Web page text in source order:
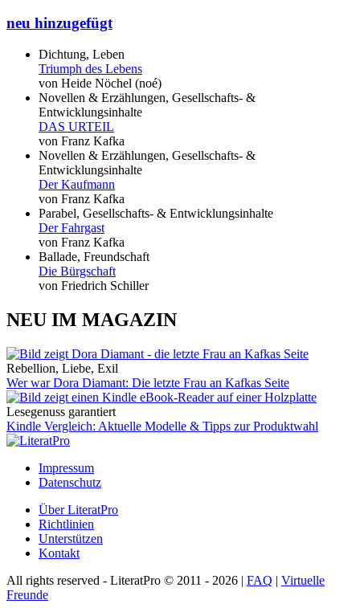
neu hinzugefügt
Dichtung, Leben
Triumph des Lebens
von Heide Nöchel (noé)
Novellen & Erzählungen, Gesellschafts- &
Entwicklungsinhalte
DAS URTEIL
von Franz Kafka
Novellen & Erzählungen, Gesellschafts- &
Entwicklungsinhalte
Der Kaufmann
von Franz Kafka
Parabel, Gesellschafts- & Entwicklungsinhalte
Der Fahrgast
von Franz Kafka
Ballade, Freundschaft
Die Bürgschaft
von Friedrich Schiller
NEU IM MAGAZIN
Rebellion, Liebe, Exil
Wer war Dora Diamant: Die letzte Frau an Kafkas Seite
Lesegenuss garantiert
Kindle Vergleich: Aktuelle Modelle & Tipps zur Produktwahl
Impressum
Datenschutz
Über LiteratPro
Richtlinien
Unterstützen
Kontakt
All rights reserved - LiteratPro © 2011 - 2026 | FAQ | Virtuelle
Freunde